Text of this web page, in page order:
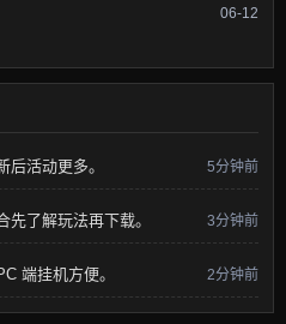
06-12
活动更多。 5分钟前
了解玩法再下载。 3分钟前
端挂机方便。 2分钟前